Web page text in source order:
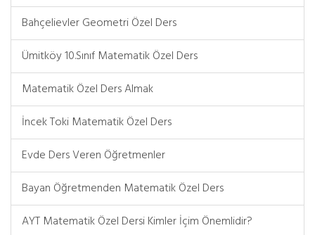
Bahçelievler Geometri Özel Ders
Ümitköy 10.Sınıf Matematik Özel Ders
Matematik Özel Ders Almak
İncek Toki Matematik Özel Ders
Evde Ders Veren Öğretmenler
Bayan Öğretmenden Matematik Özel Ders
AYT Matematik Özel Dersi Kimler İçim Önemlidir?